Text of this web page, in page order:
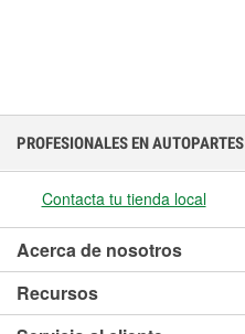
PROFESIONALES EN AUTOPARTES
Contacta tu tienda local
Acerca de nosotros
Recursos